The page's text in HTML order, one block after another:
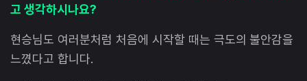
고 생각하시나요?
현승님도 여러분처럼 처음에 시작할 때는 극도의 불안감을
느꼈다고 합니다.